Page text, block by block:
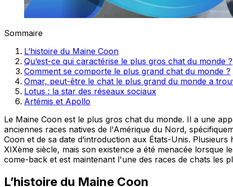
Sommaire
L’histoire du Maine Coon
Qu’est-ce qui caractérise le plus gros chat du monde ?
Comment se comporte le plus grand chat du monde ?
Omar, peut-être le chat le plus grand du monde a
Lotus : la star des réseaux sociaux
Artémis et Apollo
Le Maine Coon est le plus gros chat du monde. Il a une
anciennes races natives de l'Amérique du Nord,
Coon et de sa date d’introduction aux États-Unis.
XIXème siècle, mais son existence a été menacée
come-back et est maintenant l'une des races de chats les
L’histoire du Maine Coon